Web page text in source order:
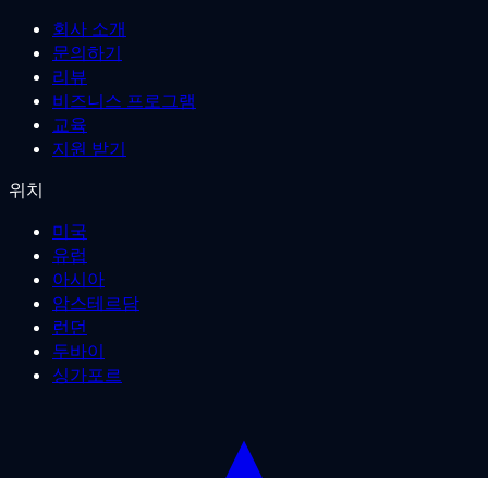
회사 소개
문의하기
리뷰
비즈니스 프로그램
교육
지원 받기
위치
미국
유럽
아시아
암스테르담
런던
두바이
싱가포르